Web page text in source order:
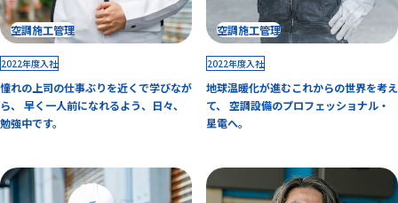
空調施工管理
2022年度入社
憧れの上司の仕事ぶりを近くで学びなが
ら、 早く一人前になれるよう、日々、
勉強中です。
空調施工管理
2022年度入社
地球温暖化が進むこれからの世界を考え
て、 空調設備のプロフェッショナル・
星電へ。